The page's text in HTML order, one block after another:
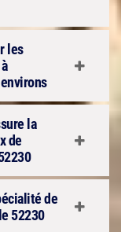
les
la
de
de
52230